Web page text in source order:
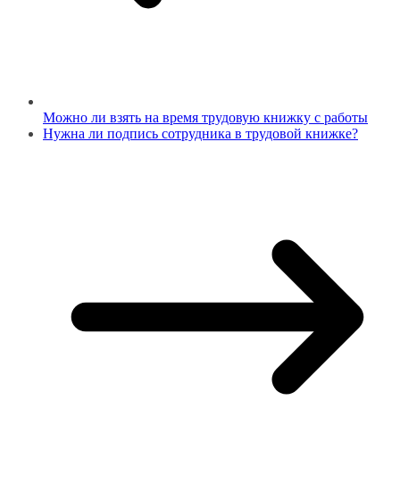
Можно ли взять на время трудовую книжку с работы
Нужна ли подпись сотрудника в трудовой книжке?